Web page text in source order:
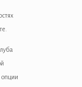
опции